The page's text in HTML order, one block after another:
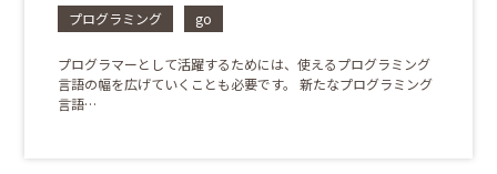
プログラミング
go
プログラマーとして活躍するためには、使えるプログラミング
言語の幅を広げていくことも必要です。 新たなプログラミング
言語…